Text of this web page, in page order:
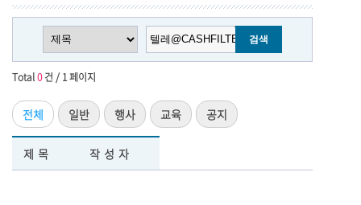
Total0건 / 1 페이지
전체 일반 행사 교육 공지
제목 작성자